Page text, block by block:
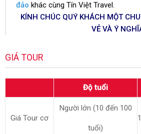
đảo khác cùng Tín Việt Travel.
KÍNH CHÚC QUÝ KHÁCH MỘT
VẺ VÀ Ý
GIÁ TOUR
Độ tuổi
Giá Tour cơ
Người lớn (10 đến 100
tuổi)